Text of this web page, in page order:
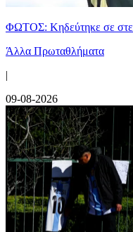
ΦΩΤΟΣ: Κηδεύτηκε σε
Άλλα Πρωταθλήματα
|
09-08-2026